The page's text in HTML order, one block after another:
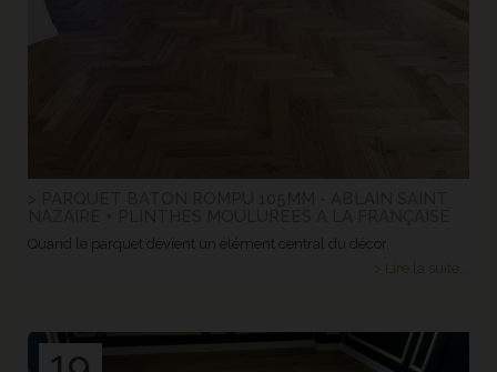
Quand le parquet devient un élément central du décor.
> Lire la suite...